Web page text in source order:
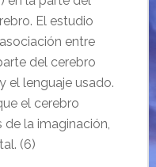
El estudio
entre
del cerebro
el lenguaje usado.
el cerebro
la imaginación,
(6)